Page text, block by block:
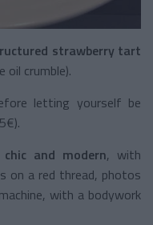
strawberry tart
oil crumble).
letting yourself be
chic and modern, with
on a red thread, photos
with a bodywork